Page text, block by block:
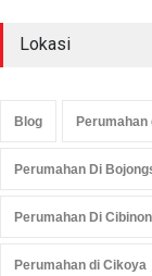
Lokasi
Blog
Perumahan Di
Perumahan Di
Perumahan di Cikoya